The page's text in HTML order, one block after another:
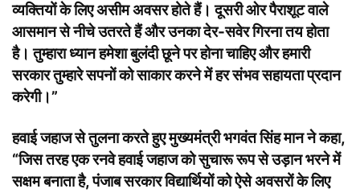
व्यक्तियों के लिए असीम अवसर होते हैं। दूसरी ओर पैराशूट वाले
आसमान से नीचे उतरते हैं और उनका देर-सवेर गिरना तय होता
है। तुम्हारा ध्यान हमेशा बुलंदी छूने पर होना चाहिए और हमारी
सरकार तुम्हारे सपनों को साकार करने में हर संभव सहायता प्रदान
करेगी।”
हवाई जहाज से तुलना करते हुए मुख्यमंत्री भगवंत सिंह मान ने कहा,
“जिस तरह एक रनवे हवाई जहाज को सुचारू रूप से उड़ान भरने में
सक्षम बनाता है, पंजाब सरकार विद्यार्थियों को ऐसे अवसरों के लिए